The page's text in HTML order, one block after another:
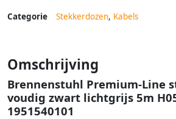
Categorie Stekkerdozen, Kabels
Omschrijving
Brennenstuhl Premium-Line
voudig zwart lichtgrijs 5m
1951540101